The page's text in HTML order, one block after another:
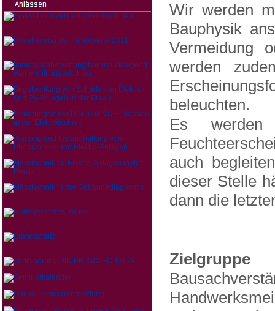
Wir werden
Bauphysik
Vermeidung
werden
beleuchten.
Es werden
auch
dieser Stelle
dann die
Zielgruppe